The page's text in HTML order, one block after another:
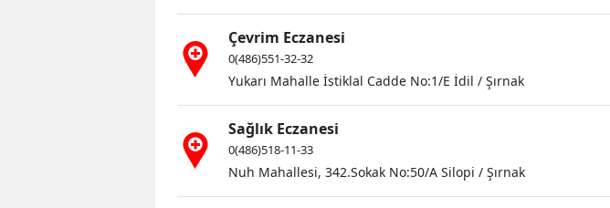
Çevrim Eczanesi
0(486)551-32-32
Yukarı Mahalle İstiklal Cadde No:1/E İdil / Şırnak
Sağlık Eczanesi
0(486)518-11-33
Nuh Mahallesi, 342.Sokak No:50/A Silopi / Şırnak